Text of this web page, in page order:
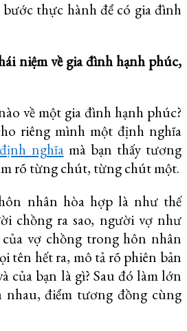
bước thực hành để có gia đình
niệm về gia đình hạnh phúc,
về một gia đình hạnh phúc?
riêng mình một định nghĩa
nghĩamà bạn thấy tương
rõ từng chút, từng chút một.
nhân hòa hợp là như thế
chồng ra sao, người vợ như
vợ chồng trong hôn nhân
tên hết ra, mô tả rõ phiên bản
của bạn là gì? Sau đó làm lớn
nhau, điểm tương đồng cùng